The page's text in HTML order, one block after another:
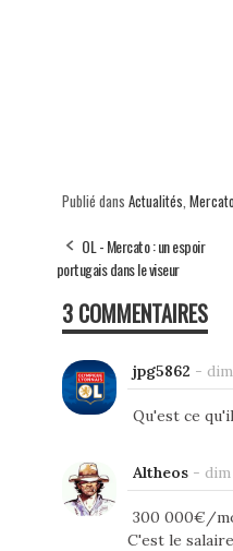
Publié dans Actualités Mercato
OL - Mercato : un espoir
portugais dans le viseur
3 COMMENTAIRES
jpg5862 -
Qu'est ce
Altheos-
300 000€/
C'est le